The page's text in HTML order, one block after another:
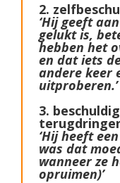
2.
‘Hij geeft
gelukt is,
hebben het
en dat iets
andere keer
uitproberen.’
3.
‘Hij heeft
was dat
wanneer ze
opruimen)’